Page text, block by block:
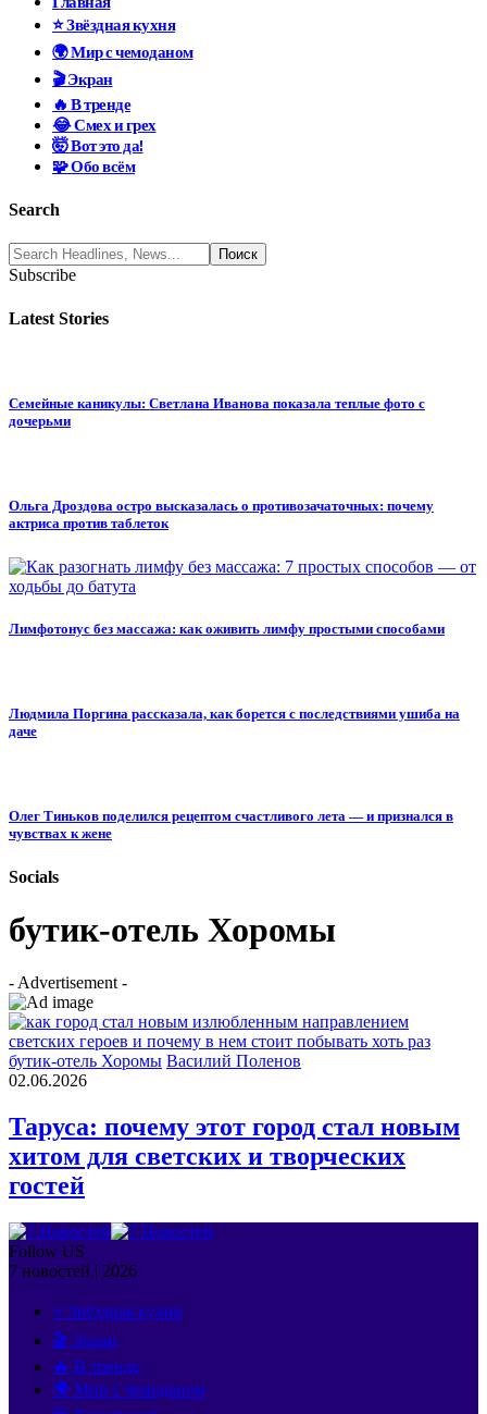
⭐ Звёздная кухня
🌍 Мир с чемоданом
🎬 Экран
🔥 В тренде
😂 Смех и грех
🤯 Вот это да!
🧩 Обо всём
Search
Subscribe
Latest Stories
Семейные каникулы: Светлана Иванова показала теплые фото с
дочерьми
Ольга Дроздова остро высказалась о противозачаточных: почему
актриса против таблеток
Лимфотонус без массажа: как оживить лимфу простыми способами
Людмила Поргина рассказала, как борется с последствиями ушиба на
даче
Олег Тиньков поделился рецептом счастливого лета — и признался в
чувствах к жене
Socials
бутик-отель Хоромы
- Advertisement -
бутик-отель Хоромы Василий Поленов
02.06.2026
Таруса: почему этот город стал новым
хитом для светских и творческих
гостей
Follow US
7 новостей | 2026
⭐ Звёздная кухня
🎬 Экран
🔥 В тренде
🌍 Мир с чемоданом